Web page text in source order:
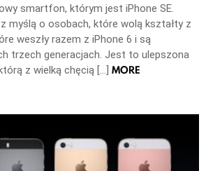
smartfon, którym jest iPhone SE.
myślą o osobach, które wolą kształty z
weszły razem z iPhone 6 i są
trzech generacjach. Jest to ulepszona
z wielką chęcią […] MORE